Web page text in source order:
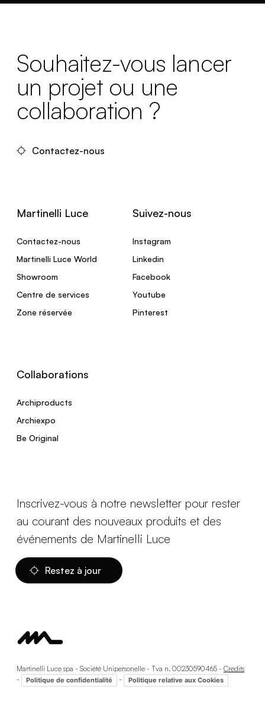
Souhaitez-vous lancer
un projet ou une
collaboration ?
Contactez-nous
Martinelli Luce
Contactez-nous
Martinelli Luce World
Showroom
Centre de services
Zone réservée
Suivez-nous
Instagram
Linkedin
Facebook
Youtube
Pinterest
Collaborations
Archiproducts
Archiexpo
Be Original
Inscrivez-vous à notre newsletter pour rester
au courant des nouveaux produits et des
événements de Martinelli Luce
Restez à jour
Martinelli Luce spa - Société Unipersonelle - Tva n. 00230590465 - Credits
-
Politique de confidentialité - Politique relative aux Cookies